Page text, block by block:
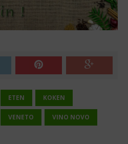
ETEN KOKEN
VENETO VINO NOVO